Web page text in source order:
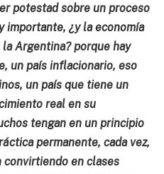
potestad sobre un proceso
importante, ¿y la economía
Argentina? porque hay
un país inflacionario, eso
un país que tiene un
real en su
tengan en un principio
permanente, cada vez,
convirtiendo en clases